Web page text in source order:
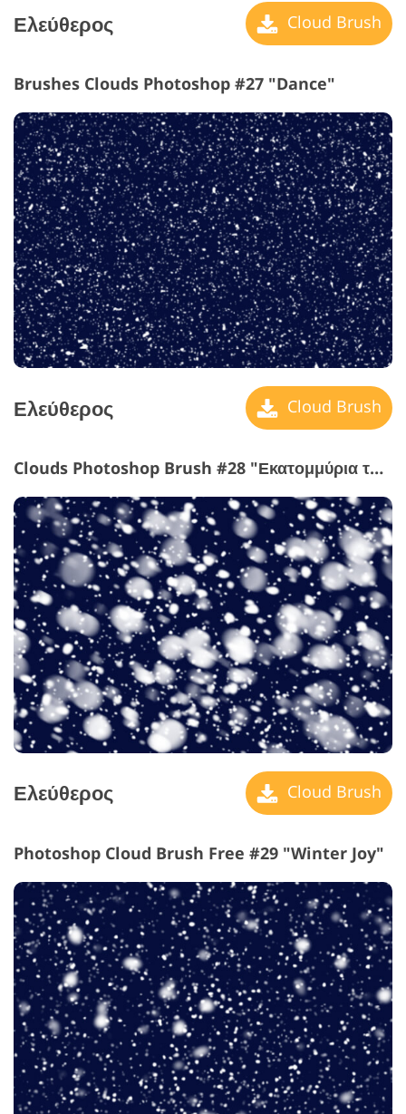
Ελεύθερος Cloud Brush
Brushes Clouds Photoshop #27 "Dance"
Ελεύθερος Cloud Brush
Clouds Photoshop Brush #28 "Εκατομμύρια του Snowflakes"
Ελεύθερος Cloud Brush
Photoshop Cloud Brush Free #29 "Winter Joy"